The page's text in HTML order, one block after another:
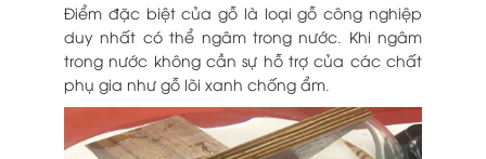
Điểm đặc biệt của gỗ là loại gỗ công nghiệp
duy nhất có thể ngâm trong nước. Khi ngâm
trong nước không cần sự hỗ trợ của các chất
phụ gia như gỗ lõi xanh chống ẩm.